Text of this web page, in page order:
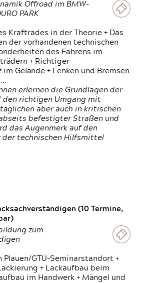
Offroad im BMW-
PARK
Kraftrades in der Theorie + Das
der vorhandenen technischen
des Fahrens im
+ Richtiger
Gelände + Lenken und Bremsen
erlernen die Grundlagen der
den richtigen Umgang mit
aber auch in kritischen
befestigter Straßen und
das Augenmerk auf den
der technischen Hilfsmittel
(10 Termine,
zum
Plauen/GTÜ-Seminarstandort +
+ Lackaufbau beim
im Handwerk + Mängel und